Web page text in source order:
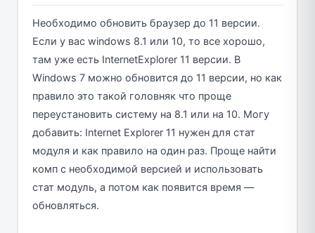
Необходимо обновить браузер до 11 версии.
Если у вас windows 8.1 или 10, то все хорошо,
там уже есть InternetExplorer 11 версии. В
Windows 7 можно обновится до 11 версии, но как
правило это такой головняк что проще
переустановить систему на 8.1 или на 10. Могу
добавить: Internet Explorer 11 нужен для стат
модуля и как правило на один раз. Проще найти
комп с необходимой версией и использовать
стат модуль, а потом как появится время —
обновляться.